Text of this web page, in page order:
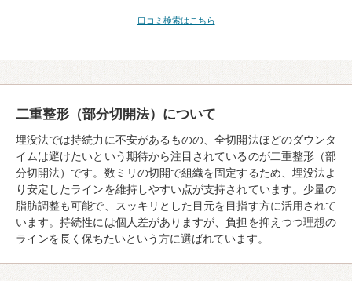
口コミ検索はこちら
二重整形（部分切開法）について
埋没法では持続力に不安があるものの、全切開法ほどのダウンタ
イムは避けたいという期待から注目されているのが二重整形（部
分切開法）です。数ミリの切開で組織を固定するため、埋没法よ
り安定したラインを維持しやすい点が支持されています。少量の
脂肪調整も可能で、スッキリとした目元を目指す方に活用されて
います。持続性には個人差がありますが、負担を抑えつつ理想の
ラインを長く保ちたいという方に選ばれています。